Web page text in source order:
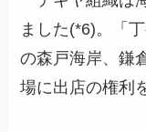
ました(*6)。「
の森戸海岸、鎌
場に出店の権利